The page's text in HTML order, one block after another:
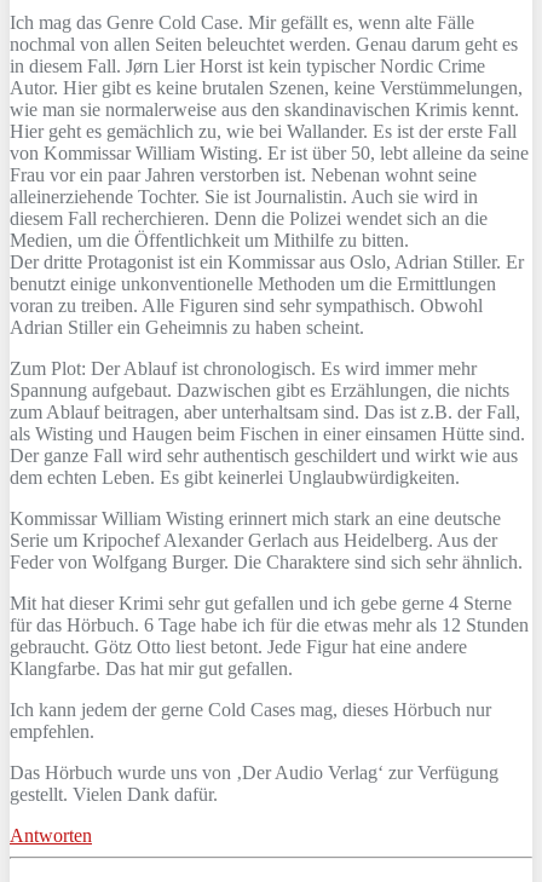
Ich mag das Genre Cold Case. Mir gefällt es, wenn alte Fälle
nochmal von allen Seiten beleuchtet werden. Genau darum geht es
in diesem Fall. Jørn Lier Horst ist kein typischer Nordic Crime
Autor. Hier gibt es keine brutalen Szenen, keine Verstümmelungen,
wie man sie normalerweise aus den skandinavischen Krimis kennt.
Hier geht es gemächlich zu, wie bei Wallander. Es ist der erste Fall
von Kommissar William Wisting. Er ist über 50, lebt alleine da seine
Frau vor ein paar Jahren verstorben ist. Nebenan wohnt seine
alleinerziehende Tochter. Sie ist Journalistin. Auch sie wird in
diesem Fall recherchieren. Denn die Polizei wendet sich an die
Medien, um die Öffentlichkeit um Mithilfe zu bitten.
Der dritte Protagonist ist ein Kommissar aus Oslo, Adrian Stiller. Er
benutzt einige unkonventionelle Methoden um die Ermittlungen
voran zu treiben. Alle Figuren sind sehr sympathisch. Obwohl
Adrian Stiller ein Geheimnis zu haben scheint.
Zum Plot: Der Ablauf ist chronologisch. Es wird immer mehr
Spannung aufgebaut. Dazwischen gibt es Erzählungen, die nichts
zum Ablauf beitragen, aber unterhaltsam sind. Das ist z.B. der Fall,
als Wisting und Haugen beim Fischen in einer einsamen Hütte sind.
Der ganze Fall wird sehr authentisch geschildert und wirkt wie aus
dem echten Leben. Es gibt keinerlei Unglaubwürdigkeiten.
Kommissar William Wisting erinnert mich stark an eine deutsche
Serie um Kripochef Alexander Gerlach aus Heidelberg. Aus der
Feder von Wolfgang Burger. Die Charaktere sind sich sehr ähnlich.
Mit hat dieser Krimi sehr gut gefallen und ich gebe gerne 4 Sterne
für das Hörbuch. 6 Tage habe ich für die etwas mehr als 12 Stunden
gebraucht. Götz Otto liest betont. Jede Figur hat eine andere
Klangfarbe. Das hat mir gut gefallen.
Ich kann jedem der gerne Cold Cases mag, dieses Hörbuch nur
empfehlen.
Das Hörbuch wurde uns von ‚Der Audio Verlag‘ zur Verfügung
gestellt. Vielen Dank dafür.
Antworten